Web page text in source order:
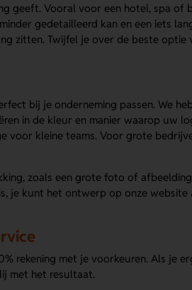
geeft. Vooral voor een hotel, spa of
gedetailleerd kan en een iets
zitten. Twijfel je over de beste optie
bij je onderneming passen. We
in de kleur en manier waarop uw
voor kleine teams. Voor grote
zoals een grote foto of
kunt het ontwerp op onze website
rekening met je voorkeuren. Als je
met het resultaat.